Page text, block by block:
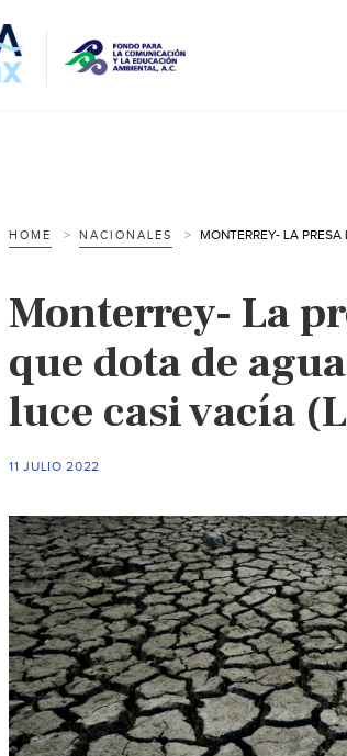
HOME NACIONALES
Monterrey- La
que dota de
luce casi vacía
11 JULIO 2022